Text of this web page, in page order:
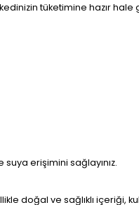
tüketimine hazır hale
erişimini sağlayınız.
doğal ve sağlıklı içeriği,